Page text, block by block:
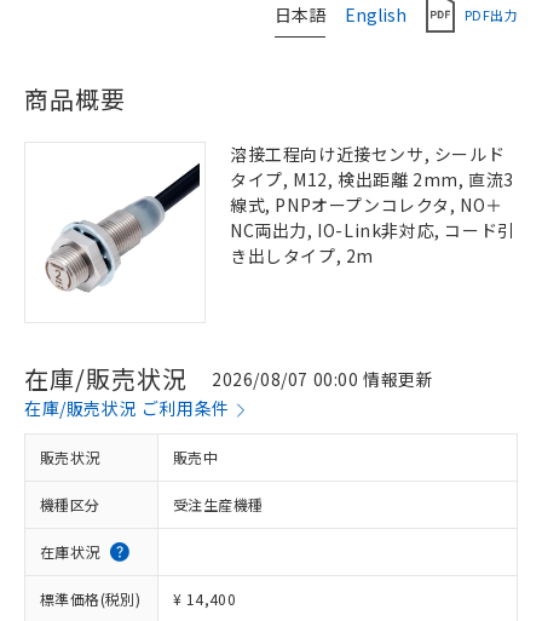
日本語 English PDF出力
商品概要
溶接工程向け近接センサ, シールド
タイプ, M12, 検出距離 2mm, 直流3
線式, PNPオープンコレクタ, NO＋
NC両出力, IO-Link非対応, コード引
き出しタイプ, 2m
在庫/販売状況
2026/08/07 00:00 情報更新
在庫/販売状況 ご利用条件
販売状況 販売中
機種区分 受注生産機種
在庫状況
標準価格(税別) ¥ 14,400